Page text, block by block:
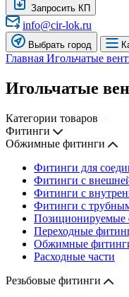
Запросить КП
info@cir-lok.ru
Выбрать город
Главная Игольчатые
Игольчатые
Категории товаров
Фитинги
Обжимные фитинги
Фитинги для
Фитинги с
Фитинги с
Фитинги с
Позиционируемые
Переходные
Обжимные
Расходные части
Резьбовые фитинги